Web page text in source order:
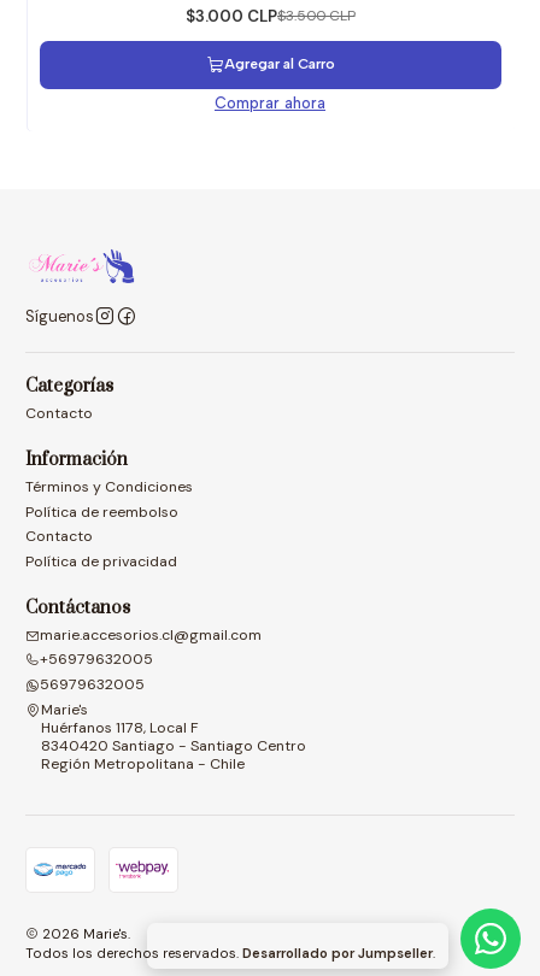
$3.000 CLP$3.500 CLP
Agregar al Carro
Comprar ahora
Síguenos
Categorías
Contacto
Información
Términos y Condiciones
Política de reembolso
Contacto
Política de privacidad
Contáctanos
marie.accesorios.cl@gmail.com
+56979632005
56979632005
Marie's
Huérfanos 1178, Local F
8340420 Santiago - Santiago Centro
Región Metropolitana - Chile
2026 Marie's.
Todos los derechos reservados. Desarrollado por Jumpseller.